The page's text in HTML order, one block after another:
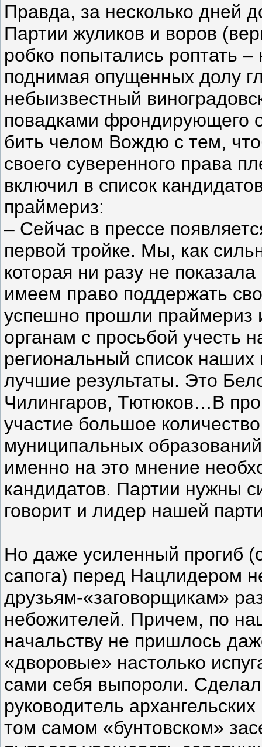
Правда, за несколько дней
Партии жуликов и воров
робко попытались роптать
поднимая опущенных долу
небыизвестный
повадками фрондирующего
бить челом Вождю с тем,
своего суверенного права
включил в список
праймериз:
– Сейчас в прессе
первой тройке. Мы, как
которая ни разу не
имеем право поддержать
успешно прошли праймериз
органам с просьбой учесть
региональный список
лучшие результаты. Это
Чилингаров, Тютюков…В
участие большое
муниципальных
именно на это мнение
кандидатов. Партии нужны
говорит и лидер нашей
Но даже усиленный прогиб
сапога) перед Нацлидером
друзьям-«заговорщикам»
небожителей. Причем, по
начальству не пришлось
«дворовые» настолько
сами себя выпороли.
руководитель
том самом «бунтовском»